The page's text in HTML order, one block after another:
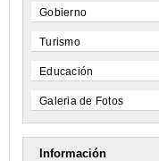
Gobierno
Turismo
Educación
Galeria de Fotos
Información